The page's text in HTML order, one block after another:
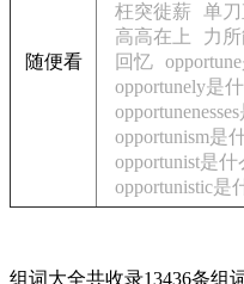
随便看
枉突徙薪
单刀
高高在上
力
回忆
opportunely是
opportunism是
opportunist是什
opportunistic是
组词大全共收录13436条组